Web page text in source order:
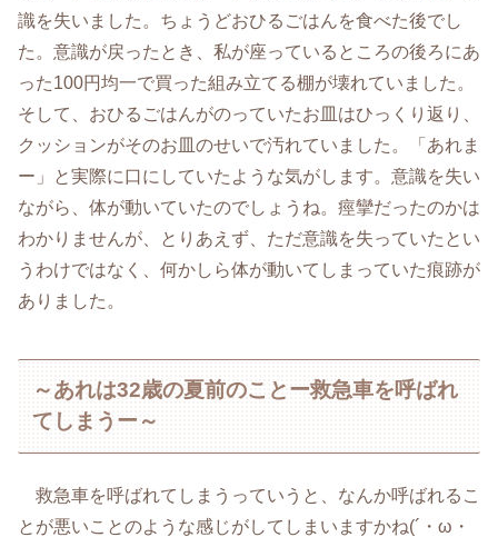
識を失いました。ちょうどおひるごはんを食べた後でし
た。意識が戻ったとき、私が座っているところの後ろにあ
った100円均一で買った組み立てる棚が壊れていました。
そして、おひるごはんがのっていたお皿はひっくり返り、
クッションがそのお皿のせいで汚れていました。「あれま
ー」と実際に口にしていたような気がします。意識を失い
ながら、体が動いていたのでしょうね。痙攣だったのかは
わかりませんが、とりあえず、ただ意識を失っていたとい
うわけではなく、何かしら体が動いてしまっていた痕跡が
ありました。
～あれは32歳の夏前のことー救急車を呼ばれ
てしまうー～
救急車を呼ばれてしまうっていうと、なんか呼ばれるこ
とが悪いことのような感じがしてしまいますかね(´・ω・